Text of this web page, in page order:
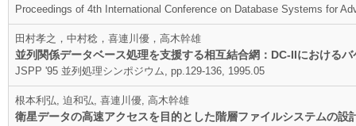
Proceedings of 4th International Conference on Database Systems for
田村孝之，中村稔，喜連川優，高木幹雄
並列関係データベース処理を支援する相互結合網：DC-IIにおける
JSPP '95 並列処理シンポジウム, pp.129-136, 1995.05
根本利弘, 迫和弘, 喜連川優, 高木幹雄
衛星データの高速アクセスを目的とした階層ファイルシステムの設